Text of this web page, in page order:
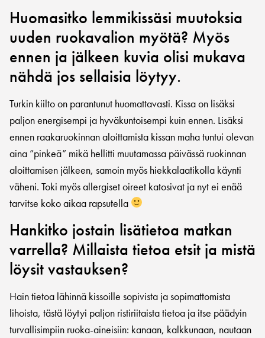
Huomasitko lemmikissäsi muutoksia
uuden ruokavalion myötä? Myös
ennen ja jälkeen kuvia olisi mukava
nähdä jos sellaisia löytyy.
Turkin kiilto on parantunut huomattavasti. Kissa on lisäksi
paljon energisempi ja hyväkuntoisempi kuin ennen. Lisäksi
ennen raakaruokinnan aloittamista kissan maha tuntui olevan
aina ”pinkeä” mikä hellitti muutamassa päivässä ruokinnan
aloittamisen jälkeen, samoin myös hiekkalaatikolla käynti
väheni. Toki myös allergiset oireet katosivat ja nyt ei enää
tarvitse koko aikaa rapsutella
Hankitko jostain lisätietoa matkan
varrella? Millaista tietoa etsit ja mistä
löysit vastauksen?
Hain tietoa lähinnä kissoille sopivista ja sopimattomista
lihoista, tästä löytyi paljon ristiriitaista tietoa ja itse päädyin
turvallisimpiin ruoka-aineisiin: kanaan, kalkkunaan, nautaan